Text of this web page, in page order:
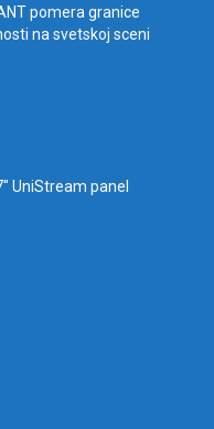
pomera granice
na svetskoj sceni
UniStream panel